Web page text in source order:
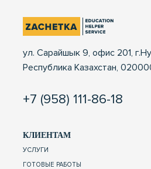
ул. Сарайшык 9, офис 201,
Республика Казахстан,
+7 (958) 111-86-18
КЛИЕНТАМ
УСЛУГИ
ГОТОВЫЕ РАБОТЫ